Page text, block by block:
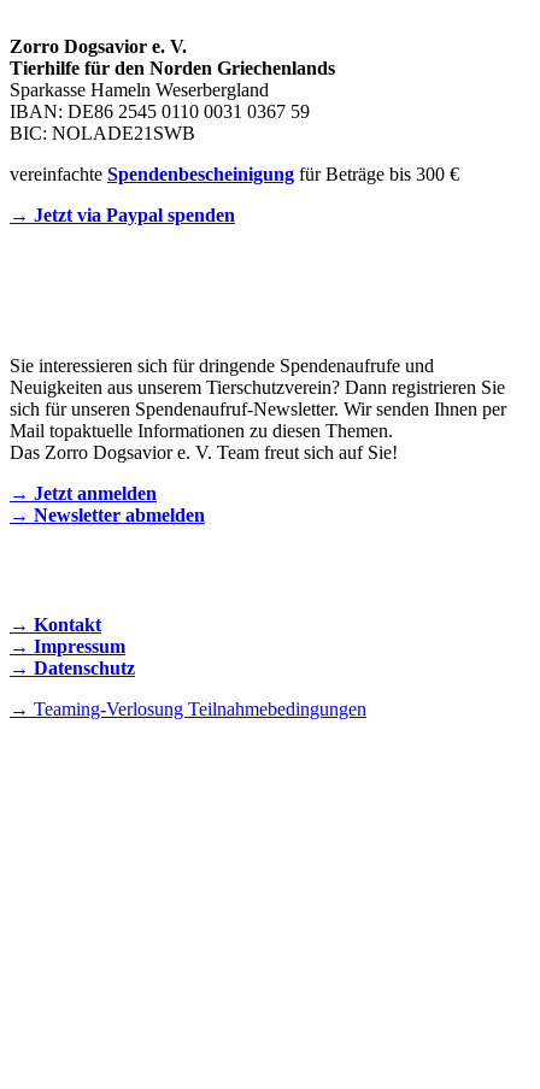
Zorro Dogsavior e. V.
Tierhilfe für den Norden Griechenlands
Sparkasse Hameln Weserbergland
IBAN: DE86 2545 0110 0031 0367 59
BIC: NOLADE21SWB
vereinfachte Spendenbescheinigung für Beträge bis 300 €
→ Jetzt via Paypal spenden
Sie interessieren sich für dringende Spendenaufrufe und
Neuigkeiten aus unserem Tierschutzverein? Dann registrieren Sie
sich für unseren Spendenaufruf-Newsletter. Wir senden Ihnen per
Mail topaktuelle Informationen zu diesen Themen.
Das Zorro Dogsavior e. V. Team freut sich auf Sie!
→ Jetzt anmelden
→ Newsletter abmelden
→ Kontakt
→ Impressum
→ Datenschutz
→ Teaming-Verlosung Teilnahmebedingungen